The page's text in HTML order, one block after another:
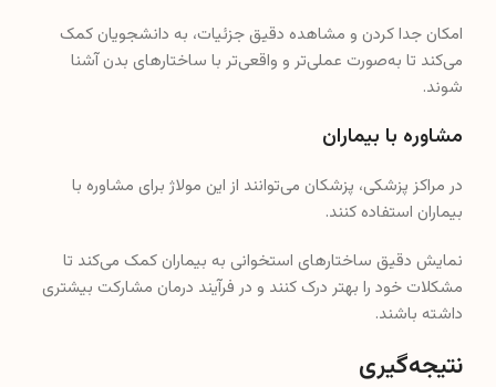
امکان جدا کردن و مشاهده دقیق جزئیات، به دانشجویان کمک
می‌کند تا به‌صورت عملی‌تر و واقعی‌تر با ساختارهای بدن آشنا
شوند.
مشاوره با بیماران
در مراکز پزشکی، پزشکان می‌توانند از این مولاژ برای مشاوره با
بیماران استفاده کنند.
نمایش دقیق ساختارهای استخوانی به بیماران کمک می‌کند تا
مشکلات خود را بهتر درک کنند و در فرآیند درمان مشارکت بیشتری
داشته باشند.
نتیجه‌گیری